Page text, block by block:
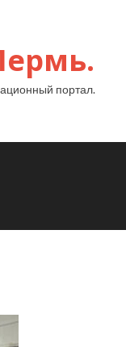
портал.